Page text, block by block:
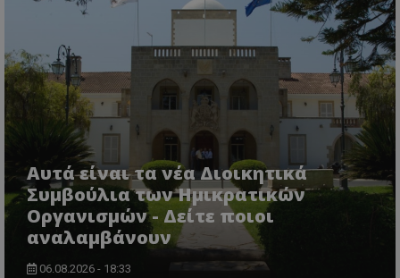
Αυτά είναι τα νέα Διοικητικά
Συμβούλια των Ημικρατικών
Οργανισμών - Δείτε ποιοι
αναλαμβάνουν
06.08.2026 - 18:33